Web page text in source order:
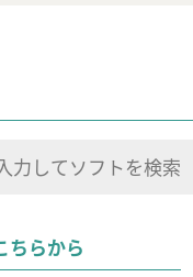
ちらから